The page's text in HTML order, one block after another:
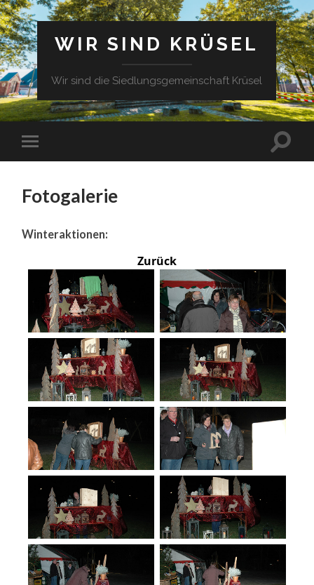
WIR SIND KRÜSEL
Wir sind die Siedlungsgemeinschaft Krüsel
Fotogalerie
Winteraktionen:
Zurück